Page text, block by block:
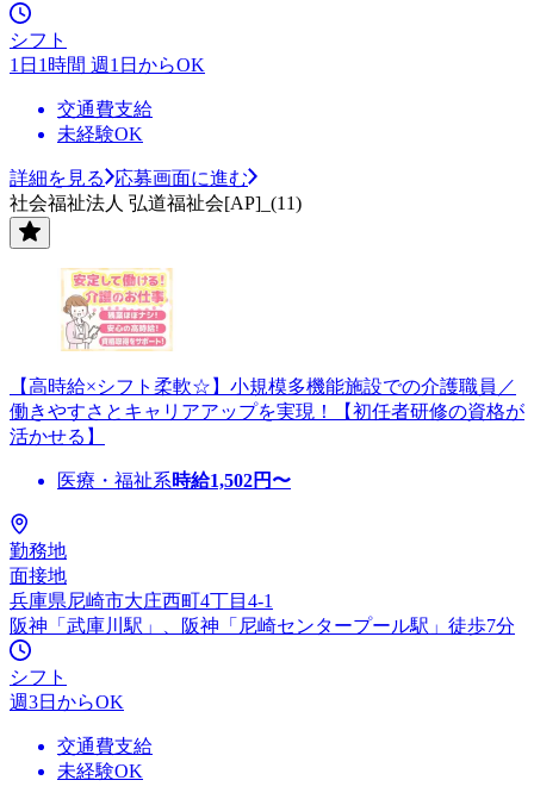
シフト
1日1時間 週1日からOK
交通費支給
未経験OK
詳細を見る
応募画面に進む
社会福祉法人 弘道福祉会[AP]_(11)
【高時給×シフト柔軟☆】小規模多機能施設での介護職員／
働きやすさとキャリアアップを実現！【初任者研修の資格が
活かせる】
医療・福祉系時給1,502円〜
勤務地
面接地
兵庫県尼崎市大庄西町4丁目4-1
阪神「武庫川駅」、阪神「尼崎センタープール駅」徒歩7分
シフト
週3日からOK
交通費支給
未経験OK